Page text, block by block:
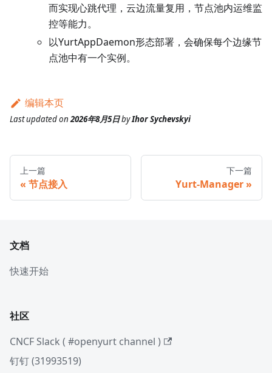
而实现心跳代理，云边流量复用，节点池内运维监
控等能力。
以YurtAppDaemon形态部署，会确保每个边缘节
点池中有一个实例。
编辑本页
Last updatedon2026年8月5日byIhor Sychevskyi
上一篇
节点接入
下一篇
Yurt-Manager
文档
快速开始
社区
CNCF Slack ( #openyurt channel )
钉钉 (31993519)